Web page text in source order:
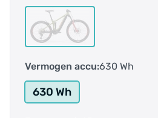
de Alpen!
Vermogen accu:630 Wh
630 Wh